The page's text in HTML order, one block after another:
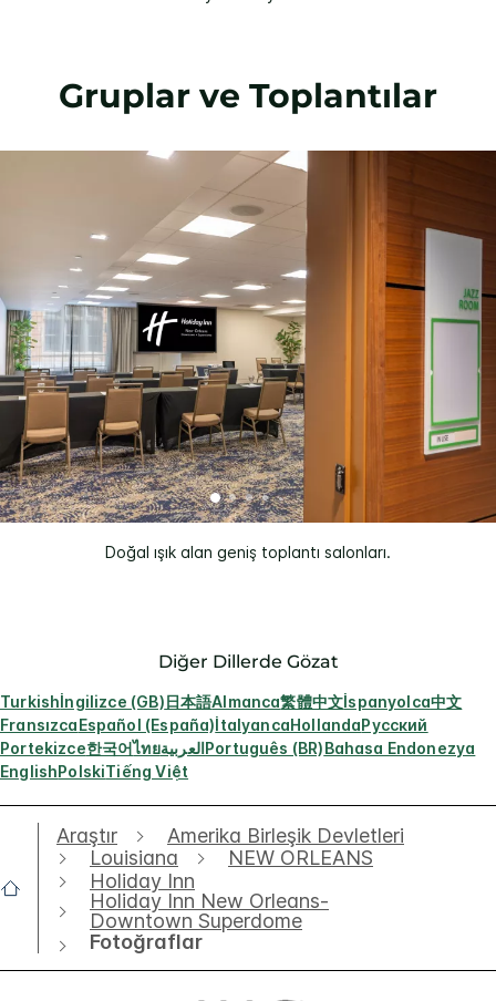
Gruplar ve Toplantılar
Doğal ışık alan geniş toplantı salonları.
Diğer Dillerde Gözat
Turkishİngilizce (GB)日本語Almanca繁體中文İspanyolca中文
FransızcaEspañol (España)İtalyancaHollandaРусский
Portekizce한국어ไทยالعربيةPortuguês (BR)Bahasa Endonezya
EnglishPolskiTiếng Việt
Araştır
Amerika Birleşik Devletleri
Louisiana
NEW ORLEANS
Holiday Inn
Holiday Inn New Orleans-
Downtown Superdome
Fotoğraflar